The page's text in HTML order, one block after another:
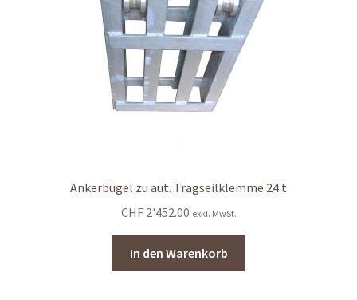
Ankerbügel zu aut. Tragseilklemme 24 t
CHF2'452.00 exkl. MwSt.
In den Warenkorb